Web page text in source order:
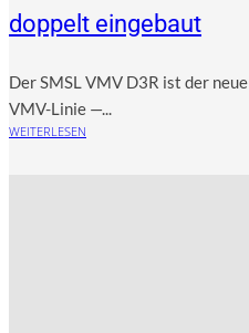
doppelt eingebaut
Der SMSL VMV D3R ist der
VMV-Linie —...
WEITERLESEN